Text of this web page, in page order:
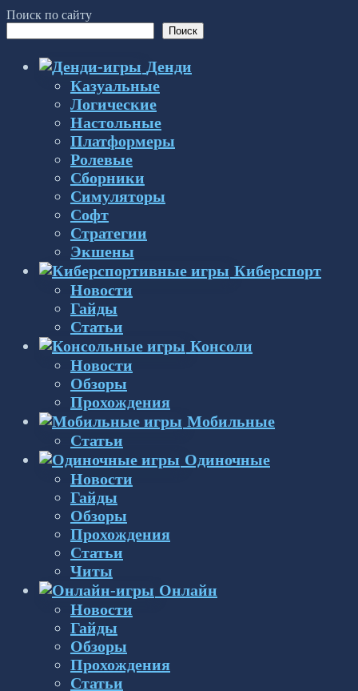
Поиск по сайту
Поиск
Денди
Казуальные
Логические
Настольные
Платформеры
Ролевые
Сборники
Симуляторы
Софт
Стратегии
Экшены
Киберспорт
Новости
Гайды
Статьи
Консоли
Новости
Обзоры
Прохождения
Мобильные
Статьи
Одиночные
Новости
Гайды
Обзоры
Прохождения
Статьи
Читы
Онлайн
Новости
Гайды
Обзоры
Прохождения
Статьи